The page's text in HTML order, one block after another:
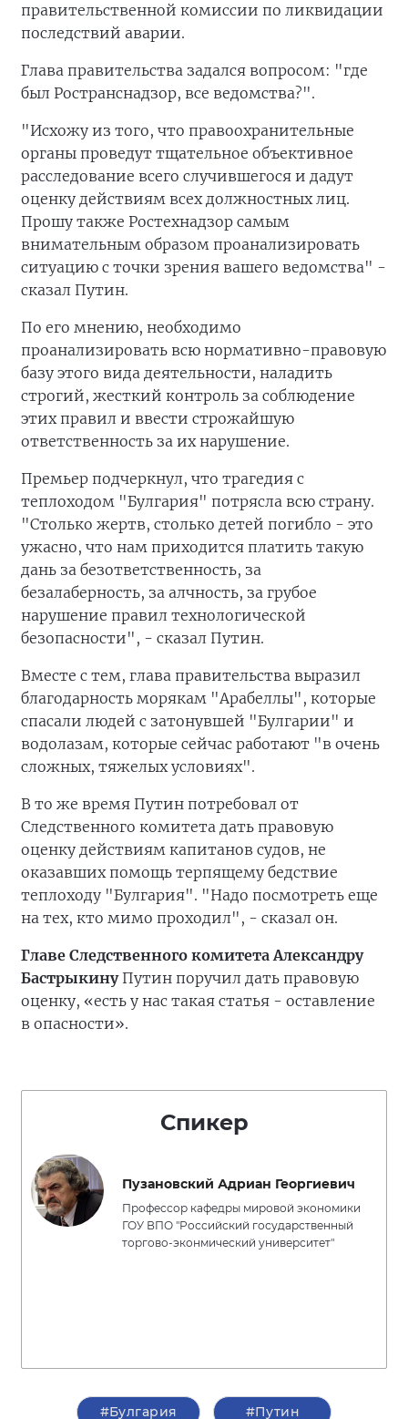
правительственной комиссии по ликвидации
последствий аварии.
Глава правительства задался вопросом: "где
был Ространснадзор, все ведомства?".
"Исхожу из того, что правоохранительные
органы проведут тщательное объективное
расследование всего случившегося и дадут
оценку действиям всех должностных лиц.
Прошу также Ростехнадзор самым
внимательным образом проанализировать
ситуацию с точки зрения вашего ведомства" -
сказал Путин.
По его мнению, необходимо
проанализировать всю нормативно-правовую
базу этого вида деятельности, наладить
строгий, жесткий контроль за соблюдение
этих правил и ввести строжайшую
ответственность за их нарушение.
Премьер подчеркнул, что трагедия с
теплоходом "Булгария" потрясла всю страну.
"Столько жертв, столько детей погибло - это
ужасно, что нам приходится платить такую
дань за безответственность, за
безалаберность, за алчность, за грубое
нарушение правил технологической
безопасности", - сказал Путин.
Вместе с тем, глава правительства выразил
благодарность морякам "Арабеллы", которые
спасали людей с затонувшей "Булгарии" и
водолазам, которые сейчас работают "в очень
сложных, тяжелых условиях".
В то же время Путин потребовал от
Следственного комитета дать правовую
оценку действиям капитанов судов, не
оказавших помощь терпящему бедствие
теплоходу "Булгария". "Надо посмотреть еще
на тех, кто мимо проходил", - сказал он.
Главе Следственного комитета Александру
БастрыкинуПутин поручил дать правовую
оценку, «есть у нас такая статья - оставление
в опасности».
Спикер
Пузановский Адриан Георгиевич
Профессор кафедры мировой экономики
ГОУ ВПО "Российский государственный
торгово-эконмический университет"
#Булгария #Путин